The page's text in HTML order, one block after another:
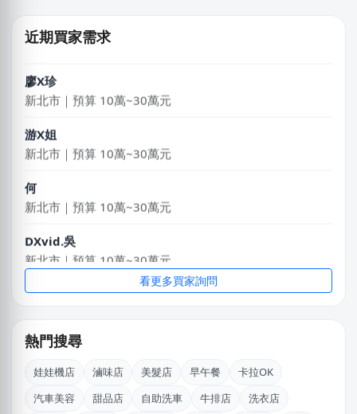
近期買家需求
台中市｜預算 10萬元以下
新北市｜預算 10萬~30萬元
新北市｜預算 10萬~30萬元
新北市｜預算 10萬~30萬元
新北市｜預算 10萬~30萬元
台中市｜預算 10萬元以下
廖X臻
新北市｜預算 30萬~50萬元
新北市｜預算 50萬~100萬元
看更多買家詢問
熱門搜尋
娃娃機店 滷味店 美髮店 早午餐
卡拉OK
汽車美容
甜品店 自助洗車 牛排店
洗衣店